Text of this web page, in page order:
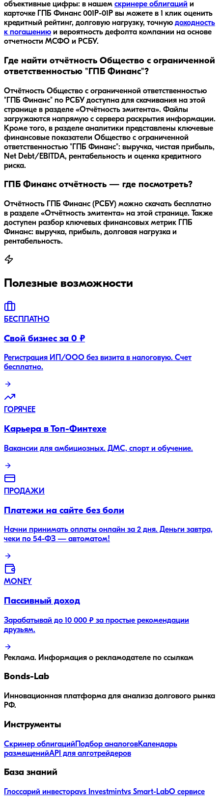
объективные цифры: в нашем скринере облигаций и
карточке ГПБ Финанс 001Р-01Р вы можете в 1 клик оценить
кредитный рейтинг, долговую нагрузку, точную доходность
к погашению и вероятность дефолта компании на основе
отчетности МСФО и РСБУ.
Где найти отчётность Общество с ограниченной
ответственностью "ГПБ Финанс"?
Отчётность Общество с ограниченной ответственностью
"ГПБ Финанс" по РСБУ доступна для скачивания на этой
странице в разделе «Отчётность эмитента». Файлы
загружаются напрямую с сервера раскрытия информации.
Кроме того, в разделе аналитики представлены ключевые
финансовые показатели Общество с ограниченной
ответственностью "ГПБ Финанс": выручка, чистая прибыль,
Net Debt/EBITDA, рентабельность и оценка кредитного
риска.
ГПБ Финанс отчётность — где посмотреть?
Отчётность ГПБ Финанс (РСБУ) можно скачать бесплатно
в разделе «Отчётность эмитента» на этой странице. Также
доступен разбор ключевых финансовых метрик ГПБ
Финанс: выручка, прибыль, долговая нагрузка и
рентабельность.
Полезные возможности
БЕСПЛАТНО
Свой бизнес за 0 ₽
Регистрация ИП/ООО без визита в налоговую. Счет
бесплатно.
ГОРЯЧЕЕ
Карьера в Топ-Финтехе
Вакансии для амбициозных. ДМС, спорт и обучение.
ПРОДАЖИ
Платежи на сайте без боли
Начни принимать оплаты онлайн за 2 дня. Деньги завтра,
чеки по 54-ФЗ — автоматом!
MONEY
Пассивный доход
Зарабатывай до 10 000 ₽ за простые рекомендации
друзьям.
Реклама. Информация о рекламодателе по ссылкам
Bonds-Lab
Инновационная платформа для анализа долгового рынка
РФ.
Инструменты
Скринер облигаций Подбор аналоговКалендарь
размещенийAPI для алготрейдеров
База знаний
Глоссарий инвестораvs Investmintvs Smart-LabО сервисе